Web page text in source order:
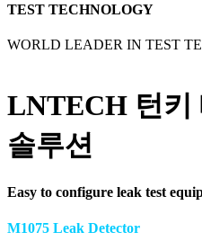
TEST TECHNOLOGY
WORLD LEADER IN TEST
LNTECH 턴키
솔루션
Easy to configure leak test
M1075 Leak Detector